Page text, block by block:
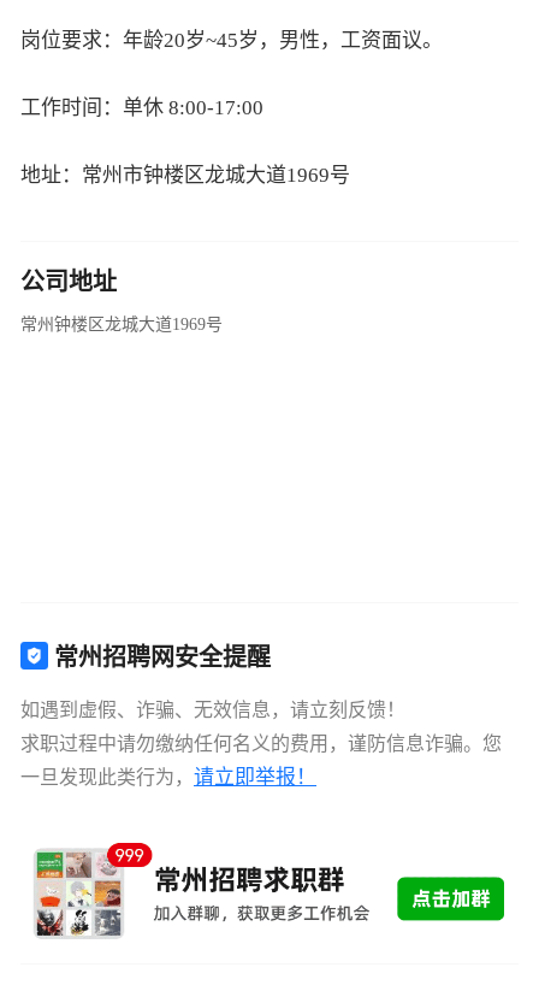
岗位要求：年龄20岁~45岁，男性，工资面议。
工作时间：单休 8:00-17:00
地址：常州市钟楼区龙城大道1969号
公司地址
常州钟楼区龙城大道1969号
常州招聘网安全提醒
如遇到虚假、诈骗、无效信息，请立刻反馈！
求职过程中请勿缴纳任何名义的费用，谨防信息诈骗。您
一旦发现此类行为， 请立即举报！